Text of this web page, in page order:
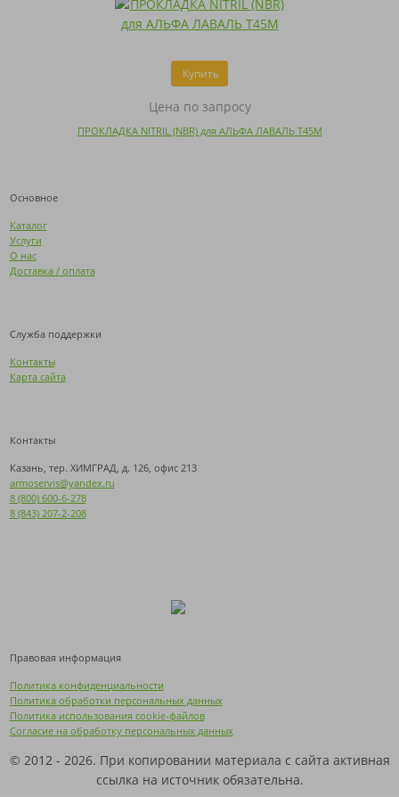
Купить
Цена по запросу
ПРОКЛАДКА NITRIL (NBR) для АЛЬФА ЛАВАЛЬ T45M
Основное
Каталог
Услуги
О нас
Доставка / оплата
Служба поддержки
Контакты
Карта сайта
Контакты
Казань, тер. ХИМГРАД, д. 126, офис 213
armoservis@yandex.ru
8 (800) 600-6-278
8 (843) 207-2-208
Правовая информация
Политика конфиденциальности
Политика обработки персональных данных
Политика использования cookie-файлов
Согласие на обработку персональных данных
© 2012 - 2026. При копировании материала с сайта активная
ссылка на источник обязательна.